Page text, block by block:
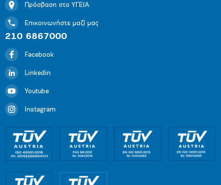
Πρόσβαση στο ΥΓΕΙΑ
Επικοινωνήστε μαζί μας
210 6867000
Facebook
Linkedin
Youtube
Instagram